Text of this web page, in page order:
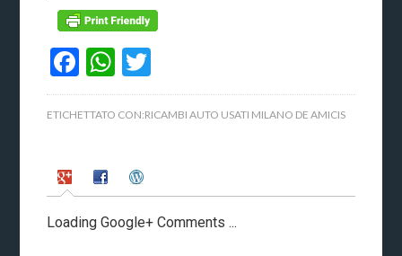
Facebook
WhatsApp
ETICHETTATO CON:RICAMBI AUTO USATI MILANO DE AMICIS
Loading Google+ Comments ...